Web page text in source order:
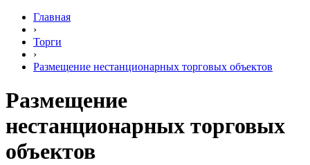
Главная
›
Торги
›
Размещение нестанционарных торговых объектов
Размещение
нестанционарных торговых
объектов